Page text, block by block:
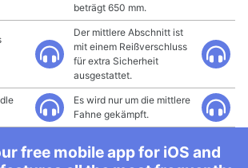
beträgt 650 mm.
Der mittlere Abschnitt ist
mit einem Reißverschluss
für extra Sicherheit
ausgestattet.
Es wird nur um die mittlere
Fahne gekämpft.
free mobile app for iOS and